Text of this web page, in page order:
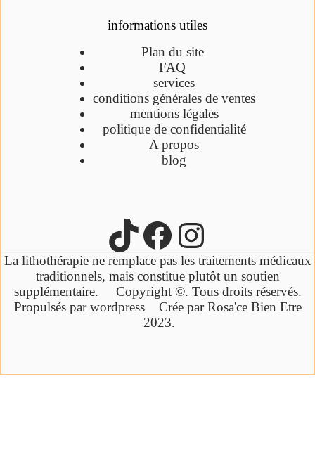
informations utiles
Plan du site
FAQ
services
conditions générales de ventes
mentions légales
politique de confidentialité
A propos
blog
La lithothérapie ne remplace pas les traitements médicaux
traditionnels, mais constitue plutôt un soutien
supplémentaire. Copyright ©. Tous droits réservés.
Propulsés par wordpress Crée par Rosa'ce Bien Etre
2023.